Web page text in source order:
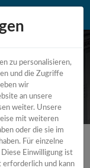
5 -
zu personalisieren,
und die Zugriffe
wir
an unsere
weiter. Unsere
mit weiteren
oder die sie im
Für einzelne
Einwilligung ist
und kann